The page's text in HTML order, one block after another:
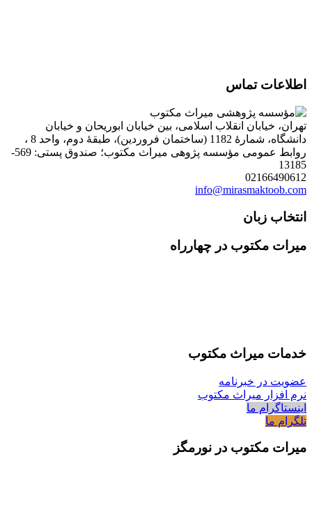
اطلاعات تماس
تهران، خیابان انقلاب اسلامی، بین خیابان ابوریحان و خیابان
دانشگاه، شمارۀ 1182 (ساختمان فروردین)، طبقۀ دوم، واحد 8 ،
روابط عمومی مؤسسه پژوهی میراث مکتوب؛ صندوق پستی: 569-
13185
02166490612
info@mirasmaktoob.com
انتخاب زبان
میرات مکتوب در چهارراه
خدمات میراث مکتوب
عضویت در خبرنامه
نرم افزار میراث مکتوب
اینستاگرام ما
تلگرام ما
میرات مکتوب در نورمگز